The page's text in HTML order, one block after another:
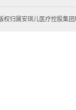
权归属安琪儿医疗控股集团